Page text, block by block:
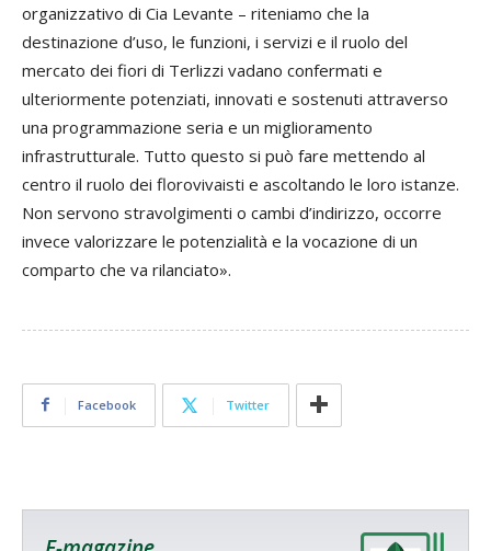
organizzativo di Cia Levante – riteniamo che la
destinazione d’uso, le funzioni, i servizi e il ruolo del
mercato dei fiori di Terlizzi vadano confermati e
ulteriormente potenziati, innovati e sostenuti attraverso
una programmazione seria e un miglioramento
infrastrutturale. Tutto questo si può fare mettendo al
centro il ruolo dei florovivaisti e ascoltando le loro istanze.
Non servono stravolgimenti o cambi d’indirizzo, occorre
invece valorizzare le potenzialità e la vocazione di un
comparto che va rilanciato».
Facebook Twitter